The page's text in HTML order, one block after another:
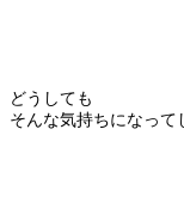
どうしても
そんな気持ちになって